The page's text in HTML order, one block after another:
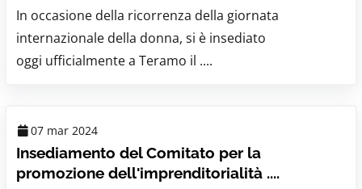
In occasione della ricorrenza della giornata
internazionale della donna, si è insediato
oggi ufficialmente a Teramo il ....
07 mar 2024
Insediamento del Comitato per la
promozione dell'imprenditorialità ....